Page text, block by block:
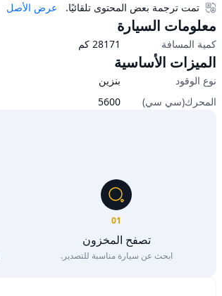
عرض الأصل
تمت ترجمة بعض المحتوى تلقائيًا.
معلومات السيارة
كمية المسافة 28171 كم
الميزات الأساسية
نوع الوقود بنزين
المحرك(سي سي)
5600
01
تصفح المخزون
ابحث عن سيارة مناسبة للتصدير.